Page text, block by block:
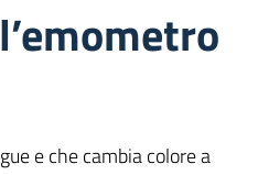
e che cambia colore a